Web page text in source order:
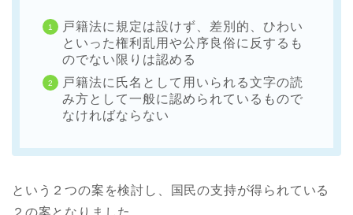
戸籍法に規定は設けず、差別的、ひわい
といった権利乱用や公序良俗に反するも
のでない限りは認める
戸籍法に氏名として用いられる文字の読
み方として一般に認められているもので
なければならない
という２つの案を検討し、国民の支持が得られている